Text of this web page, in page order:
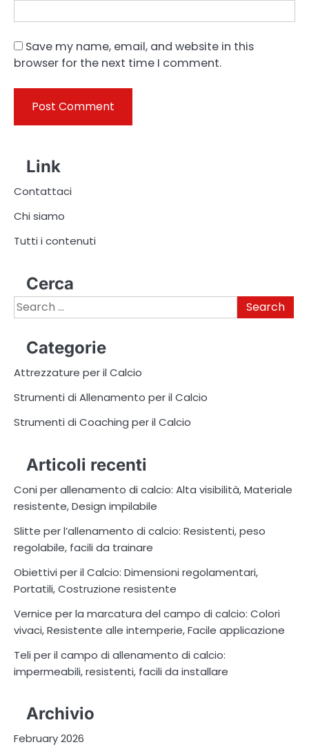
Save my name, email, and website in this
browser for the next time I comment.
Link
Contattaci
Chi siamo
Tutti i contenuti
Cerca
Search
for:
Categorie
Attrezzature per il Calcio
Strumenti di Allenamento per il Calcio
Strumenti di Coaching per il Calcio
Articoli recenti
Coni per allenamento di calcio: Alta visibilità, Materiale
resistente, Design impilabile
Slitte per l’allenamento di calcio: Resistenti, peso
regolabile, facili da trainare
Obiettivi per il Calcio: Dimensioni regolamentari,
Portatili, Costruzione resistente
Vernice per la marcatura del campo di calcio: Colori
vivaci, Resistente alle intemperie, Facile applicazione
Teli per il campo di allenamento di calcio:
impermeabili, resistenti, facili da installare
Archivio
February 2026